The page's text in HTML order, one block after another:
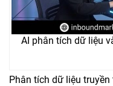
AI phân tích dữ liệu
Phân tích dữ liệu